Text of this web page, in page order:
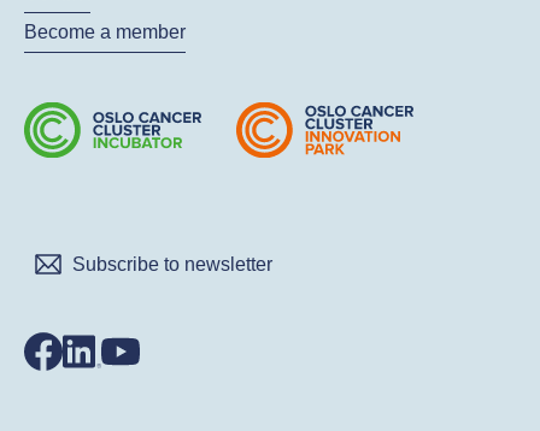
Become a member
Subscribe to newsletter